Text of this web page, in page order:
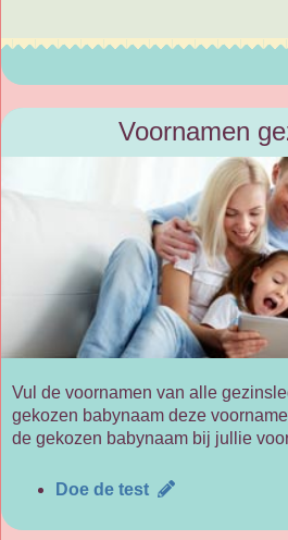
Voornamen
Vul de voornamen van alle
gekozen babynaam deze
de gekozen babynaam bij jullie
Doe de test